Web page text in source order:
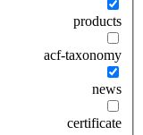
products
acf-taxonomy
news
certificate